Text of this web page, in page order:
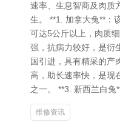
速率、生息智商及肉质
生。 **1. 加拿大兔**：
可达5公斤以上，肉质
强，抗病力较好，是衍
国引进，具有精采的产
高，助长速率快，是现
之一。 **3. 新西兰白兔
维修资讯